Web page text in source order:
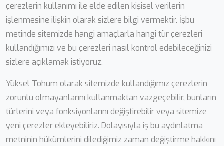
çerezlerin kullanımı ile elde edilen kişisel verilerin
işlenmesine ilişkin olarak sizlere bilgi vermektir. İşbu
metinde sitemizde hangi amaçlarla hangi tür çerezleri
kullandığımızı ve bu çerezleri nasıl kontrol edebileceğinizi
sizlere açıklamak istiyoruz.
Yüksel Tohum olarak sitemizde kullandığımız çerezlerin
zorunlu olmayanlarını kullanmaktan vazgeçebilir, bunların
türlerini veya fonksiyonlarını değiştirebilir veya sitemize
yeni çerezler ekleyebiliriz. Dolayısıyla iş bu aydınlatma
metninin hükümlerini dilediğimiz zaman değiştirme hakkını